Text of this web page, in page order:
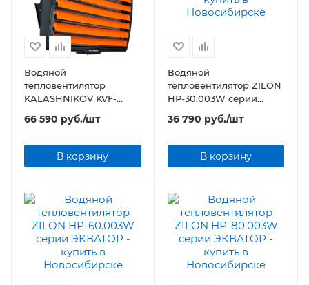
Водяной
тепловентилятор
KALASHNIKOV KVF-
66 590 руб./шт
В корзину
Водяной
тепловентилятор ZILON
HР-30.003W серии
36 790 руб./шт
В корзину